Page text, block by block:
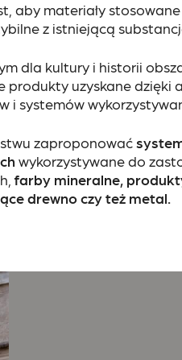
aby materiały
z istniejącą
dla kultury i historii
produkty uzyskane dzięki
i systemów
zaproponować
wykorzystywane do
farby mineralne,
drewno czy też metal.